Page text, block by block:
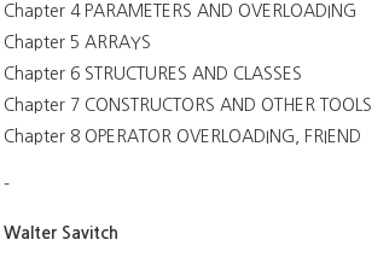
Chapter 4 PARAMETERS AND OVERLOADING
Chapter 5 ARRAYS
Chapter 6 STRUCTURES AND CLASSES
Chapter 7 CONSTRUCTORS AND OTHER TOOLS
Chapter 8 OPERATOR OVERLOADING, FRIEND
-
Walter Savitch